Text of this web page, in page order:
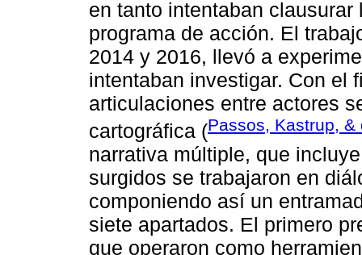
en tanto intentaban
programa de acción. El
2014 y 2016, llevó a
intentaban investigar. Con el
articulaciones entre actores
cartográfica (Passos, Kastrup,
narrativa múltiple, que
surgidos se trabajaron en
componiendo así un
siete apartados. El primero
que operaron como